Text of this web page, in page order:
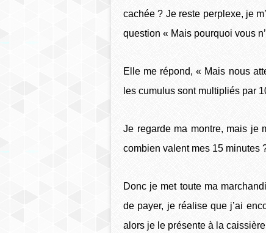
cachée ? Je reste perplexe, je
question « Mais pourquoi vous
Elle me répond, « Mais nous
les cumulus sont multipliés par
Je regarde ma montre, mais je
combien valent mes 15 minutes
Donc je met toute ma
de payer, je réalise que j’ai
alors je le présente à la